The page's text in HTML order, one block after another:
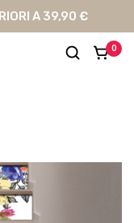
A 39,90 €
0